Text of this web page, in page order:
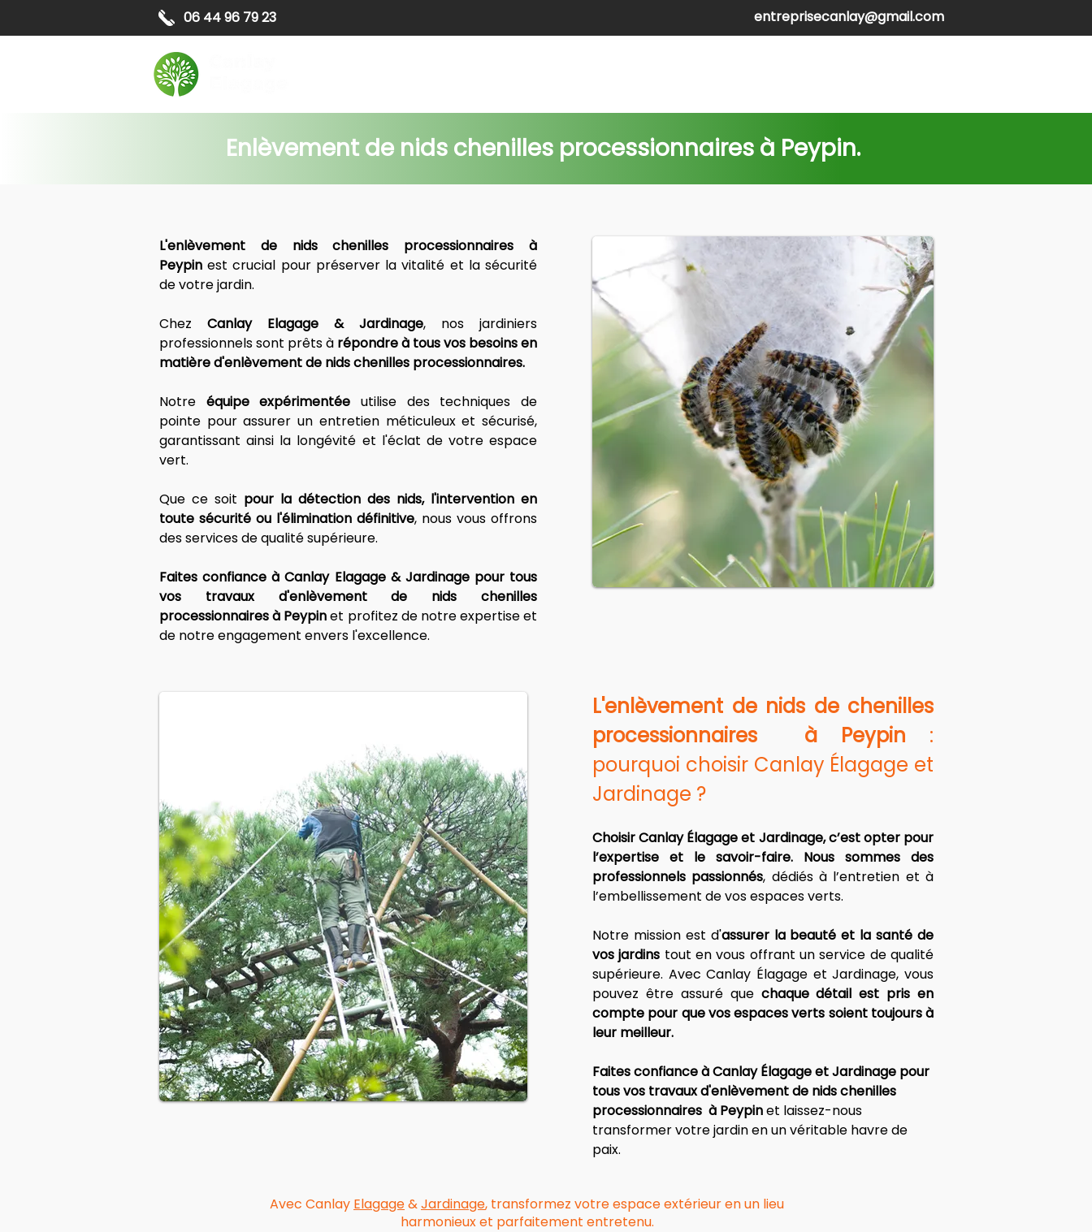
06 44 96 79 23 entreprisecanlay@gmail.com
Enlèvement de nids chenilles processionnaires à Peypin.
Peypin est crucial pour préserver la vitalité et la sécurité
de votre jardin.
Chez Canlay Elagage & Jardinage, nos jardiniers
professionnels sont prêts à répondre à tous vos besoins en
matière d'enlèvement de nids chenilles processionnaires.
Notre équipe expérimentée utilise des techniques de
pointe pour assurer un entretien méticuleux et sécurisé,
garantissant ainsi la longévité et l'éclat de votre espace
vert.
Que ce soit pour la détection des nids, l'intervention en
toute sécurité ou l'élimination définitive, nous vous offrons
des services de qualité supérieure.
Faites confiance à Canlay Elagage & Jardinage pour tous
vos travaux d'enlèvement de nids chenilles
processionnaires à Peypin et profitez de notre expertise et
de notre engagement envers l'excellence.
L'enlèvement de nids de chenilles
processionnaires  à Peypin :
pourquoi choisir Canlay Élagage et
Jardinage ?
Choisir Canlay Élagage et Jardinage, c’est opter pour
l’expertise et le savoir-faire. Nous sommes des
professionnels passionnés, dédiés à l’entretien et à
l’embellissement de vos espaces verts.
Notre mission est d'assurer la beauté et la santé de
vos jardins tout en vous offrant un service de qualité
supérieure. Avec Canlay Élagage et Jardinage, vous
pouvez être assuré que chaque détail est pris en
compte pour que vos espaces verts soient toujours à
leur meilleur.
Faites confiance à Canlay Élagage et Jardinage pour
tous vos travaux d'enlèvement de nids chenilles
processionnaires  à Peypin et laissez-nous
transformer votre jardin en un véritable havre de
paix.
Avec Canlay Elagage&Jardinage, transformez votre espace extérieur en un lieu
harmonieux et parfaitement entretenu.